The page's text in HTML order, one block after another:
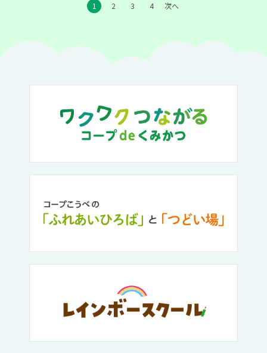
1 2 3 4 次へ